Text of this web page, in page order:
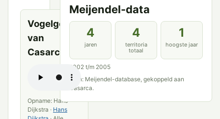
Vogelgeluid
van
Casarca
Opname: Hans
Dijkstra · Hans
Meijendel-data
4
jaren
4
territoria
totaal
1
hoogste jaar
2002 t/m 2005
Bron: Meijendel-database, gekoppeld aan
Casarca.